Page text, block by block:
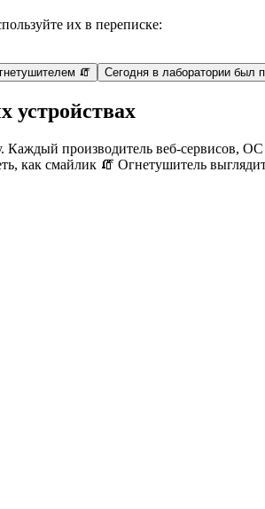
их в переписке:
🧯 Сегодня в лаборатории был
устройствах
производитель веб-сервисов,
как смайлик 🧯 Огнетушитель